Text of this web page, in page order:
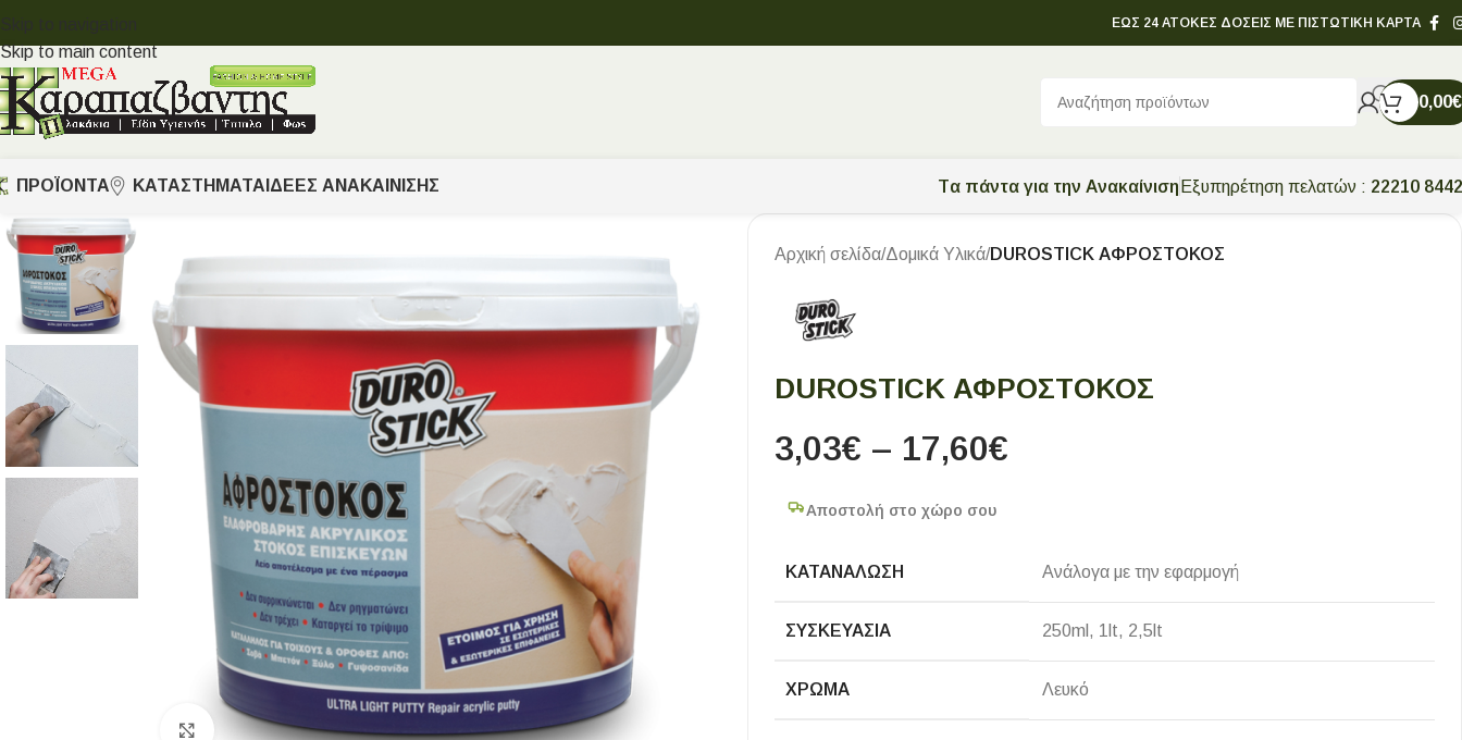
Skip to navigation
Skip to main content
ΕΩΣ 24 ΑΤΟΚΕΣ ΔΟΣΕΙΣ ΜΕ ΠΙΣΤΩΤΙΚΗ ΚΑΡΤΑ
0,00€
ΠΡΟΪΟΝΤΑ ΚΑΤΑΣΤΗΜΑΤΑ ΙΔΈΕΣ ΑΝΑΚΑΊΝΙΣΗΣ Tα πάντα για την Ανακαίνιση Εξυπηρέτηση πελατών : 22210
Κλικ για μεγέθυνση
Αρχική σελίδα/Δομικά Υλικά/DUROSTICK ΑΦΡΟΣΤΟΚΟΣ
DUROSTICK ΑΦΡΟΣΤΟΚΟΣ
3,03€ – 17,60€
Αποστολή στο χώρο σου
ΚΑΤΑΝΆΛΩΣΗ Ανάλογα με την εφαρμογή
ΣΥΣΚΕΥΑΣΊΑ 250ml, 1lt, 2,5lt
ΧΡΏΜΑ Λευκό